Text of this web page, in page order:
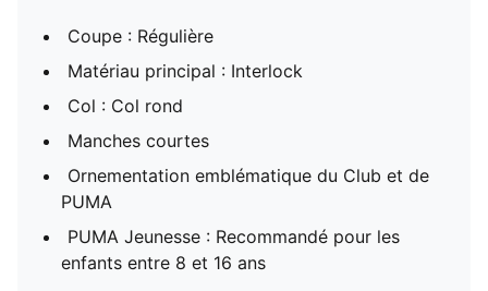
Coupe : Régulière
Matériau principal : Interlock
Col : Col rond
Manches courtes
Ornementation emblématique du Club et de
PUMA
PUMA Jeunesse : Recommandé pour les
enfants entre 8 et 16 ans